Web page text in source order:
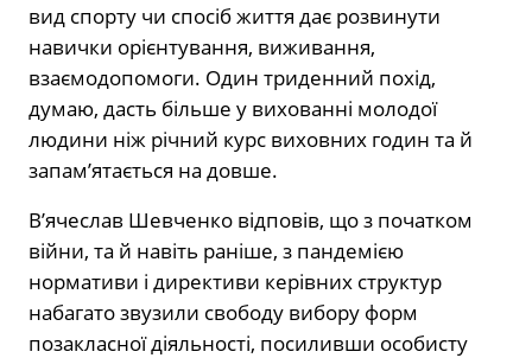
вид спорту чи спосіб життя дає розвинути
навички орієнтування, виживання,
взаємодопомоги. Один триденний похід,
думаю, дасть більше у вихованні молодої
людини ніж річний курс виховних годин та й
запам’ятається на довше.
В’ячеслав Шевченко відповів, що з початком
війни, та й навіть раніше, з пандемією
нормативи і директиви керівних структур
набагато звузили свободу вибору форм
позакласної діяльності, посиливши особисту